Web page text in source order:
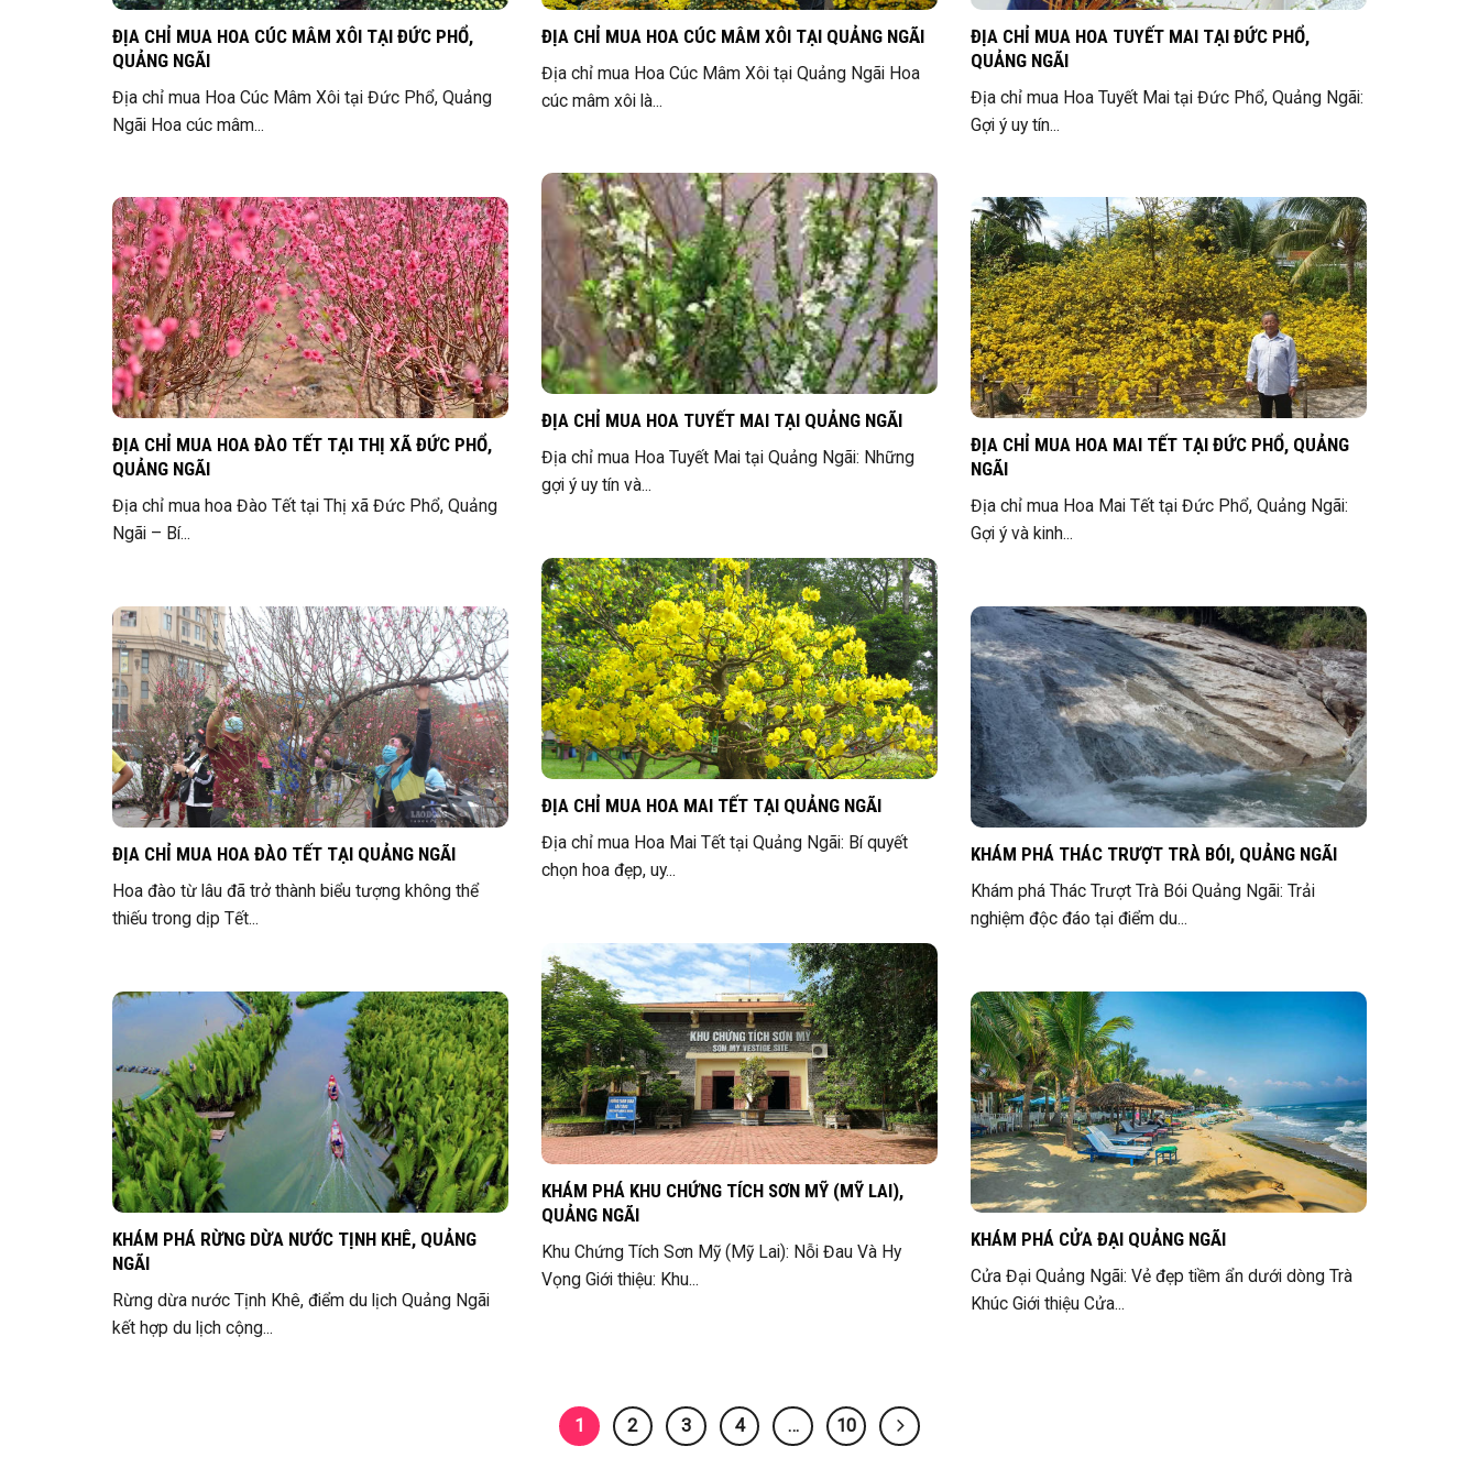
ĐỊA CHỈ MUA HOA CÚC MÂM XÔI TẠI ĐỨC PHỔ,
QUẢNG NGÃI
Địa chỉ mua Hoa Cúc Mâm Xôi tại Đức Phổ, Quảng
Ngãi Hoa cúc mâm...
ĐỊA CHỈ MUA HOA CÚC MÂM XÔI TẠI QUẢNG NGÃI
Địa chỉ mua Hoa Cúc Mâm Xôi tại Quảng Ngãi Hoa
cúc mâm xôi là...
ĐỊA CHỈ MUA HOA TUYẾT MAI TẠI ĐỨC PHỔ,
QUẢNG NGÃI
Địa chỉ mua Hoa Tuyết Mai tại Đức Phổ, Quảng Ngãi:
Gợi ý uy tín...
ĐỊA CHỈ MUA HOA TUYẾT MAI TẠI QUẢNG NGÃI
Địa chỉ mua Hoa Tuyết Mai tại Quảng Ngãi: Những
gợi ý uy tín và...
ĐỊA CHỈ MUA HOA ĐÀO TẾT TẠI THỊ XÃ ĐỨC PHỔ,
QUẢNG NGÃI
Địa chỉ mua hoa Đào Tết tại Thị xã Đức Phổ, Quảng
Ngãi – Bí...
ĐỊA CHỈ MUA HOA MAI TẾT TẠI ĐỨC PHỔ, QUẢNG
NGÃI
Địa chỉ mua Hoa Mai Tết tại Đức Phổ, Quảng Ngãi:
Gợi ý và kinh...
ĐỊA CHỈ MUA HOA MAI TẾT TẠI QUẢNG NGÃI
Địa chỉ mua Hoa Mai Tết tại Quảng Ngãi: Bí quyết
chọn hoa đẹp, uy...
ĐỊA CHỈ MUA HOA ĐÀO TẾT TẠI QUẢNG NGÃI
Hoa đào từ lâu đã trở thành biểu tượng không thể
thiếu trong dịp Tết...
KHÁM PHÁ THÁC TRƯỢT TRÀ BÓI, QUẢNG NGÃI
Khám phá Thác Trượt Trà Bói Quảng Ngãi: Trải
nghiệm độc đáo tại điểm du...
KHÁM PHÁ KHU CHỨNG TÍCH SƠN MỸ (MỸ LAI),
QUẢNG NGÃI
Khu Chứng Tích Sơn Mỹ (Mỹ Lai): Nỗi Đau Và Hy
Vọng Giới thiệu: Khu...
KHÁM PHÁ RỪNG DỪA NƯỚC TỊNH KHÊ, QUẢNG
NGÃI
Rừng dừa nước Tịnh Khê, điểm du lịch Quảng Ngãi
kết hợp du lịch cộng...
KHÁM PHÁ CỬA ĐẠI QUẢNG NGÃI
Cửa Đại Quảng Ngãi: Vẻ đẹp tiềm ẩn dưới dòng Trà
Khúc Giới thiệu Cửa...
1 2 3 4 … 10